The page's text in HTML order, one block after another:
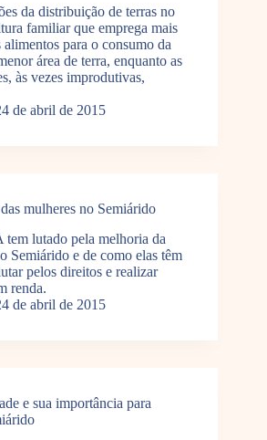
da distribuição de terras no
familiar que emprega mais
para o consumo da
área de terra, enquanto as
às vezes improdutivas,
de abril de 2015
mulheres no Semiárido
lutado pela melhoria da
Semiárido e de como elas têm
pelos direitos e realizar
renda.
de abril de 2015
e sua importância para